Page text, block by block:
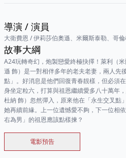
導演 / 演員
大衛費恩 /伊莉莎伯奧遜、米爾斯泰勒、哥
故事大綱
A24玩轉奇幻，炮製戀愛終極抉擇！萊利（
遜 飾）是一對相伴多年的老夫老妻，兩人先
點」。好消息是他們回復青春靚樣，但必須
身坐定粒六，打算與祖恩繼續愛多八十萬年
杜納 飾）忽然彈入，原來他在「永生交叉點
她再續前緣。上一位遺憾愛不夠，下一位相
右為男」的祖恩應該點樣揀？
電影預告